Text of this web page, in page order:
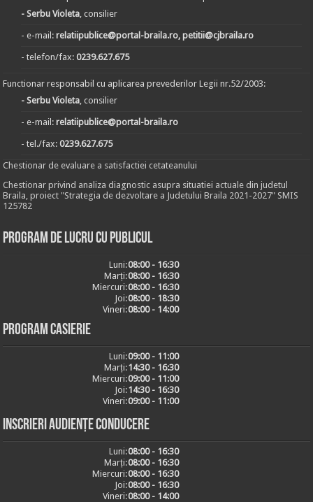
- Serbu Violeta, consilier
- e-mail:relatiipublice@portal-braila.ro, petitii@cjbraila.ro
- telefon/fax:0239.627.675
Functionar responsabil cu aplicarea prevederilor Legii nr.52/2003:
- Serbu Violeta, consilier
- e-mail:relatiipublice@portal-braila.ro
- tel./fax:0239.627.675
Chestionar de evaluare a satisfactiei cetateanului
Chestionar privind analiza diagnostic asupra situatiei actuale din judetul
Braila, proiect "Strategia de dezvoltare a Judetului Braila 2021-2027" SMIS
125782
Program de lucru cu publicul
Luni:08:00 - 16:30
Marți:08:00 - 16:30
Miercuri:08:00 - 16:30
Joi:08:00 - 18:30
Vineri:08:00 - 14:00
Program casierie
Luni:09:00 - 11:00
Marți:14:30 - 16:30
Miercuri:09:00 - 11:00
Joi:14:30 - 16:30
Vineri:09:00 - 11:00
Inscrieri audiențe conducere
Luni:08:00 - 16:30
Marți:08:00 - 16:30
Miercuri:08:00 - 16:30
Joi:08:00 - 16:30
Vineri:08:00 - 14:00